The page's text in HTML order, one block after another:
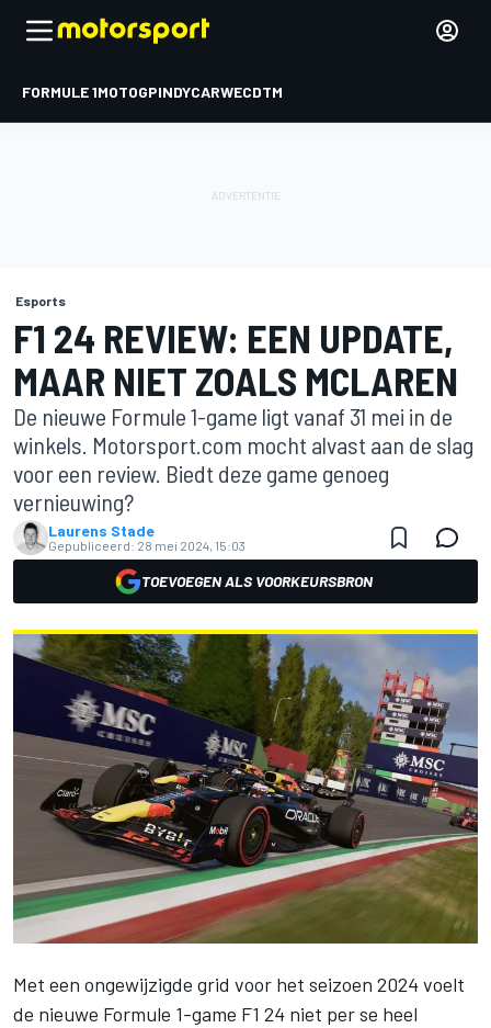
FORMULE 1MOTOGPINDYCARWECDTM
Esports
F1 24 REVIEW: EEN UPDATE,
MAAR NIET ZOALS MCLAREN
De nieuwe Formule 1-game ligt vanaf 31 mei in de
winkels. Motorsport.com mocht alvast aan de slag
voor een review. Biedt deze game genoeg
vernieuwing?
Laurens Stade
Gepubliceerd: 28 mei 2024, 15:03
TOEVOEGEN ALS VOORKEURSBRON
Met een ongewijzigde grid voor het seizoen 2024 voelt
de nieuwe Formule 1-game F1 24 niet per se heel